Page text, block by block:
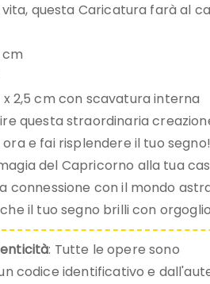
questa Caricatura farà al
cm
x 2,5 cm con scavatura interna
questa straordinaria
e fai risplendere il tuo segno!
del Capricorno alla tua
connessione con il mondo
il tuo segno brilli con
: Tutte le opere sono
codice identificativo e